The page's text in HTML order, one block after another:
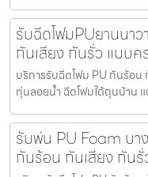
รับฉีดโฟมPUยานนา
กันเสียง กันรั่ว แบบค
บริการรับฉีดโฟม PU กันร้อน
ทุ่นลอยน้ำ ฉีดโฟมใต้ถุนบ้าน
รับพ่น PU Foam บา
กันร้อน กันเสียง กัน